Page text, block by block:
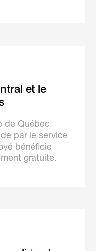
et le
de Québec
par le service
bénéficie
gratuite.